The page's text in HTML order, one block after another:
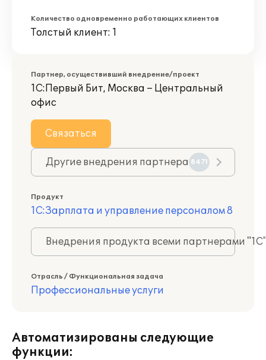
Количество одновременно работающих клиентов
Толстый клиент: 1
Партнер, осуществивший внедрение/проект
1С:Первый Бит, Москва – Центральный
офис
Связаться
Другие внедрения партнера 8471
Продукт
1С:Зарплата и управление персоналом 8
Внедрения продукта всеми партнерами
Отрасль / Функциональная задача
Профессиональные услуги
Автоматизированы следующие
функции: